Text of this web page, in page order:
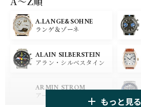
OMEGA
オメガ
BLANCPAIN
ブランパン
HUBLOT
ウブロ
A.LANGE&SOHNE
ランゲ＆ゾーネ
ALAIN SILBERSTEIN
アラン・シルベスタイン
ARMIN STROM
アーミン・シュトローム
もっと見る